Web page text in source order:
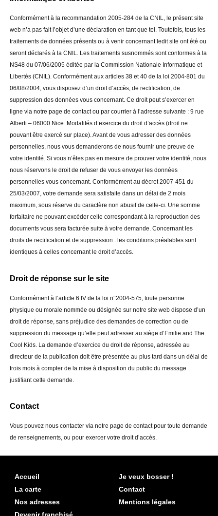
Conformément à la recommandation 2005-284 de la CNIL, le présent site
web n’a pas fait l’objet d’une déclaration en tant que tel. Toutefois, tous les
traitements de données présents ou à venir concernant ledit site ont été ou
seront déclarés à la CNIL. Les traitements susnommés sont conformes à la
NS48 du 07/06/2005 éditée par la Commission Nationale Informatique et
Libertés (CNIL). Conformément aux articles 38 et 40 de la loi 2004-801 du
06/08/2004, vous disposez d’un droit d’accès, de rectification, de
suppression des données vous concernant. Ce droit peut s’exercer en
ligne via notre page de contact ou par courrier à l’adresse suivante : 9 rue
Alberti – 06000 Nice. Modalités d’exercice du droit d’accès (droit ne
pouvant être exercé sur place). Avant de vous adresser des données
personnelles, nous vous demanderons de nous fournir une preuve de
votre identité. Si vous n’êtes pas en mesure de prouver votre identité, nous
nous réservons le droit de refuser de vous envoyer les données
personnelles vous concernant. Conformément au décret 2007-451 du
25/03/2007, votre demande sera satisfaite dans un délai de 2 mois
maximum, sous réserve du caractère non abusif de celle-ci. Une somme
forfaitaire ne pouvant excéder celle correspondant à la reproduction des
documents vous sera facturée suite à votre demande. Concernant les
droits de rectification et de suppression : les conditions préalables sont
identiques à celles concernant le droit d’accès.
Droit de réponse sur le site
Conformément à l’article 6 IV de la loi n°2004-575, toute personne
physique ou morale nommée ou désignée sur notre site web dispose d’un
droit de réponse, sans préjudice des demandes de correction ou de
suppression du message qu’elle peut adresser au siège d’Emilie and The
Cool Kids. La demande d’exercice du droit de réponse, adressée au
directeur de la publication doit être présentée au plus tard dans un délai de
trois mois à compter de la mise à disposition du public du message
justifiant cette demande.
Contact
Vous pouvez nous contacter via notre page de contact pour toute demande
de renseignements, ou pour exercer votre droit d’accès.
Accueil
La carte
Nos adresses
Devenir franchisé
Je veux bosser !
Contact
Mentions légales